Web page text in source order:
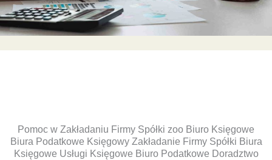
Pomoc w Zakładaniu Firmy Spółki zoo Biuro Księgowe
Biura Podatkowe Księgowy Zakładanie Firmy Spółki Biura
Księgowe Usługi Księgowe Biuro Podatkowe Doradztwo